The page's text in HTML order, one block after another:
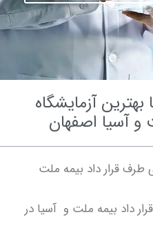
آزمایشگاه
اصفهان
داد بیمه ملت
ملت و آسیا در